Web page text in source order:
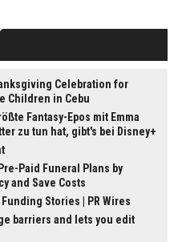
Celebration for
Children in Cebu
Fantasy-Epos mit Emma
zu tun hat, gibt's bei Disney+
Paid Funeral Plans by
and Save Costs
Stories | PR Wires
barriers and lets you edit